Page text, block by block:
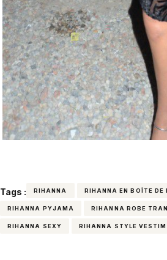
Tags : RIHANNA RIHANNA EN BOÎTE DE
RIHANNA PYJAMA RIHANNA ROBE
RIHANNA SEXY RIHANNA STYLE